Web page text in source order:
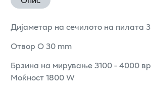
Дијаметар на сечилото на пилата
Отвор O 30 mm
Брзина на мирување 3100 - 4000
Моќност 1800 W